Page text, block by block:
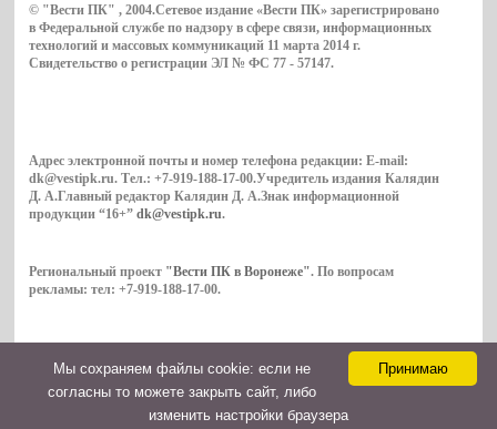
© "Вести ПК" , 2004.Сетевое издание «Вести ПК» зарегистрировано
в Федеральной службе по надзору в сфере связи, информационных
технологий и массовых коммуникаций 11 марта 2014 г.
Свидетельство о регистрации ЭЛ № ФС 77 - 57147.
Адрес электронной почты и номер телефона редакции: E-mail:
dk@vestipk.ru. Тел.: +7-919-188-17-00.Учредитель издания Калядин
Д. А.Главный редактор Калядин Д. А.Знак информационной
продукции “16+”dk@vestipk.ru.
Региональный проект "Вести ПК в Воронеже". По вопросам
рекламы: тел: +7-919-188-17-00.
Copyright © 2026. ВестиПК в Воронеже
Контакты
Принимаю
Мы cохраняем файлы cookie: если не
согласны то можете закрыть сайт, либо
изменить настройки браузера